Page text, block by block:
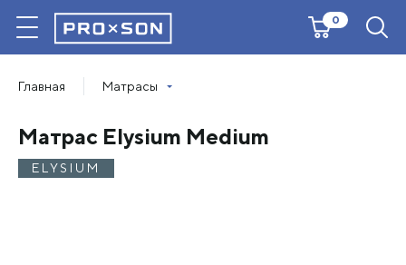
0
Главная Матрасы
ELYSIUM
Матрас Elysium Medium